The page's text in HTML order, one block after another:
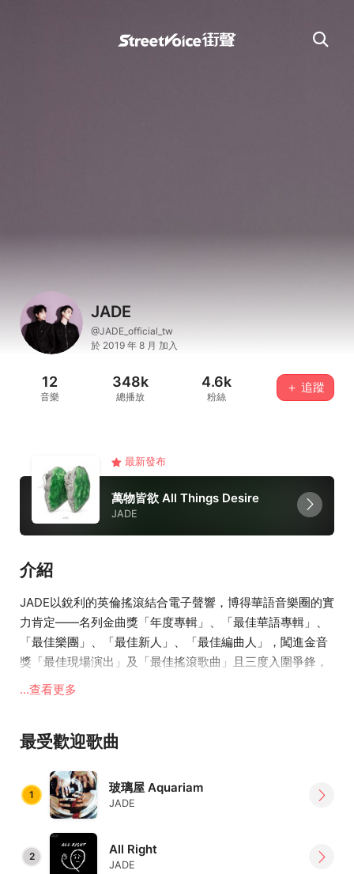
JADE
@JADE_official_tw
於 2019 年 8 月 加入
12
音樂
348k
總播放
4.6k
粉絲
＋ 追蹤
最新發布
萬物皆欲 All Things Desire
JADE
介紹
JADE以銳利的英倫搖滾結合電子聲響，博得華語音樂圈的實
力肯定——名列金曲獎「年度專輯」、「最佳華語專輯」、
「最佳樂團」、「最佳新人」、「最佳編曲人」，闖進金音
獎「最佳現場演出」及「最佳搖滾歌曲」且三度入圍爭鋒，
2023年更以〈Telephone〉此首獲得第34屆金曲獎「最佳
在一個覬覦浪子浪漫、無醉不歡的年代裡，他們的音樂另類
地叨嚷著絕望、孤獨、自厭，那詞曲，那音色，那奏樂的手
感沈重如鉛，似是團員嘟嘟與AJ二人，在漂流的創作之海
裡，錨定生存價值的刻刻鑿鑿。
______________________
▶Follow JADE：https://linktr.ee/jade_official_tw
...查看更多
最受歡迎歌曲
1 玻璃屋 Aquariam
JADE
2 All Right
JADE